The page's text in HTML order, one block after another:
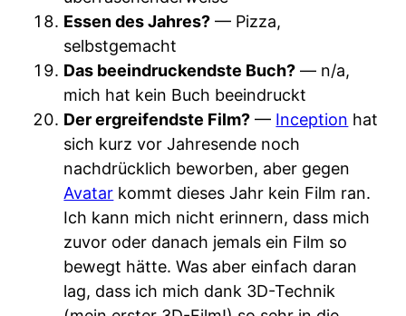
Essen des Jahres? — Pizza,
selbstgemacht
Das beeindruckendste Buch? — n/a,
mich hat kein Buch beeindruckt
Der ergreifendste Film? — Inception hat
sich kurz vor Jahresende noch
nachdrücklich beworben, aber gegen
Avatar kommt dieses Jahr kein Film ran.
Ich kann mich nicht erinnern, dass mich
zuvor oder danach jemals ein Film so
bewegt hätte. Was aber einfach daran
lag, dass ich mich dank 3D-Technik